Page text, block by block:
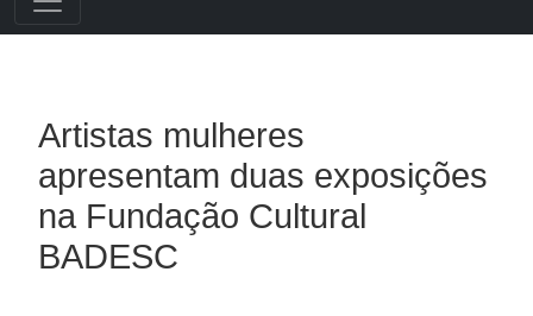
Artistas mulheres
apresentam duas exposições
na Fundação Cultural
BADESC